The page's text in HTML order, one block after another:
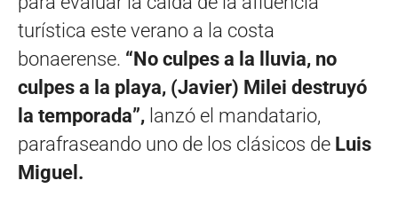
turística este verano a la costa
bonaerense. “No culpes a la lluvia, no
culpes a la playa, (Javier) Milei destruyó
la temporada”, lanzó el mandatario,
parafraseando uno de los clásicos de Luis
Miguel.